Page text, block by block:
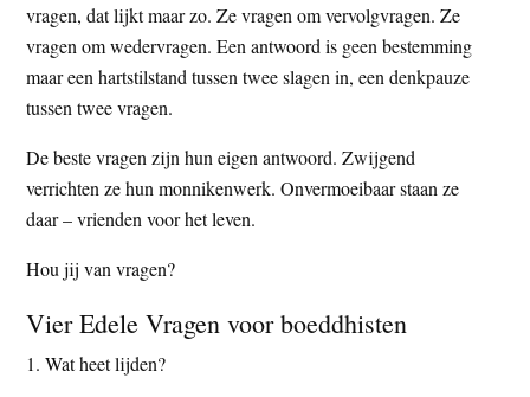
vragen, dat lijkt maar zo. Ze vragen om vervolgvragen. Ze
vragen om wedervragen. Een antwoord is geen bestemming
maar een hartstilstand tussen twee slagen in, een denkpauze
tussen twee vragen.
De beste vragen zijn hun eigen antwoord. Zwijgend
verrichten ze hun monnikenwerk. Onvermoeibaar staan ze
daar – vrienden voor het leven.
Hou jij van vragen?
Vier Edele Vragen voor boeddhisten
1. Wat heet lijden?